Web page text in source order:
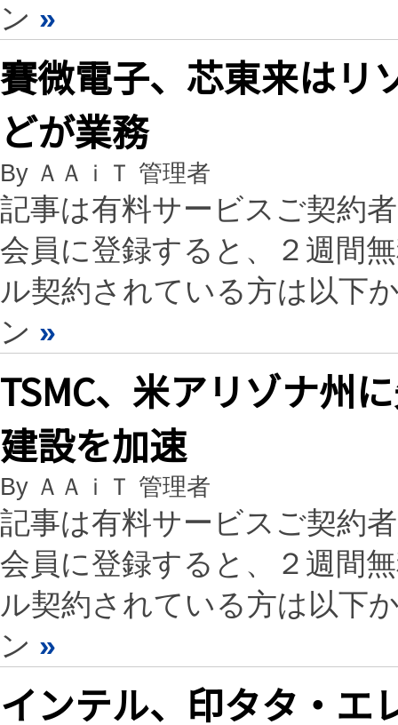
ン »
賽微電子、芯東来はリ
どが業務
By ＡＡｉＴ 管理者
記事は有料サービスご契約
会員に登録すると、２週間
ル契約されている方は以下
ン »
TSMC、米アリゾナ州
建設を加速
By ＡＡｉＴ 管理者
記事は有料サービスご契約
会員に登録すると、２週間
ル契約されている方は以下
ン »
インテル、印タタ・エ